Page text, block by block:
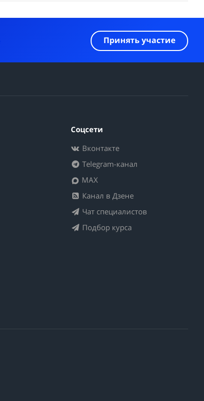
Принять участие
Соцсети
Вконтакте
Telegram-канал
MAX
Канал в Дзене
Чат специалистов
Подбор курса